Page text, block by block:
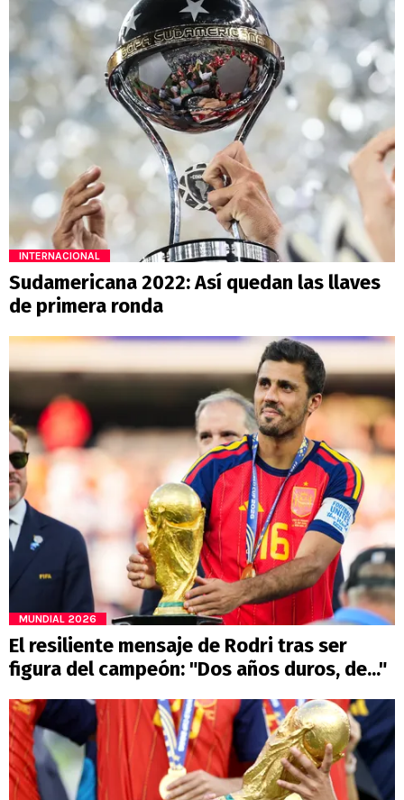
INTERNACIONAL
Sudamericana 2022: Así quedan las llaves
de primera ronda
MUNDIAL 2026
El resiliente mensaje de Rodri tras ser
figura del campeón: "Dos años duros, de..."